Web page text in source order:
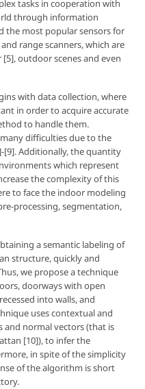
tasks in cooperation with
through information
the most popular sensors for
range scanners, which are
outdoor scenes and even
with data collection, where
in order to acquire accurate
to handle them.
difficulties due to the
Additionally, the quantity
which represent
the complexity of this
to face the indoor modeling
processing, segmentation,
a semantic labeling of
structure, quickly and
we propose a technique
doorways with open
into walls, and
uses contextual and
and normal vectors (that is
[10]), to infer the
in spite of the simplicity
of the algorithm is short